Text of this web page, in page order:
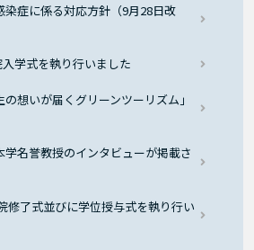
症に係る対応方針（9月28日改
学式を執り行いました
想いが届くグリーンツーリズム」
名誉教授のインタビューが掲載さ
修了式並びに学位授与式を執り行い